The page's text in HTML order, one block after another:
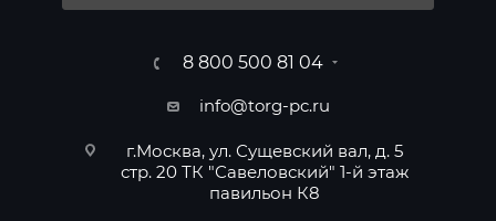
8 800 500 81 04
info@torg-pc.ru
г.Москва, ул. Сущевский вал, д. 5
стр. 20 ТК "Савеловский" 1-й этаж
павильон К8